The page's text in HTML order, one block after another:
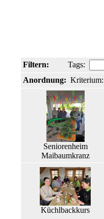
Filtern: Tags:
Anordnung: Kriterium:
Seniorenheim
Maibaumkranz
Küchlbackkurs